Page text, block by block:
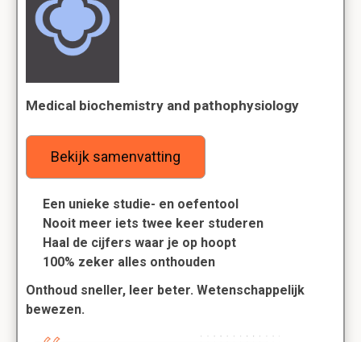
Medical biochemistry and pathophysiology
Bekijk samenvatting
Een unieke studie- en oefentool
Nooit meer iets twee keer studeren
Haal de cijfers waar je op hoopt
100% zeker alles onthouden
Onthoud sneller, leer beter. Wetenschappelijk
bewezen.